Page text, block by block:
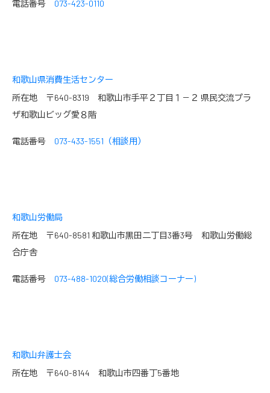
電話番号 073-423-0110
和歌山県消費生活センター
所在地 〒640-8319 和歌山市手平２丁目１－２ 県民交流プラ
ザ和歌山ビッグ愛８階
電話番号 073-433-1551（相談用）
和歌山労働局
所在地 〒640-8581 和歌山市黒田二丁目3番3号 和歌山労働総
合庁舎
電話番号 073-488-1020(総合労働相談コーナー)
和歌山弁護士会
所在地 〒640-8144 和歌山市四番丁5番地